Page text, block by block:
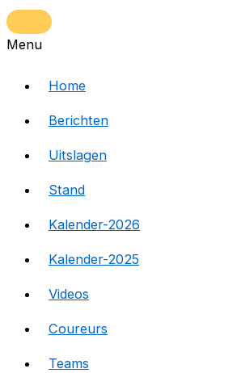
Menu
Home
Berichten
Uitslagen
Stand
Kalender-2026
Kalender-2025
Videos
Coureurs
Teams